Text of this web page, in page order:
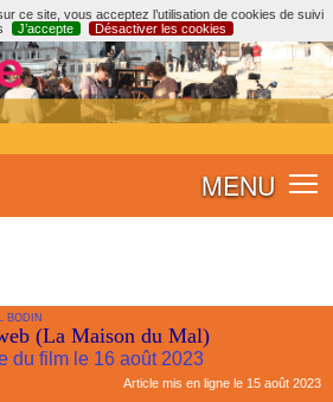
ce site, vous acceptez l’utilisation de cookies de suivi
J’accepte Désactiver les cookies
MENU
BODIN
(La Maison du Mal)
du film le 16 août 2023
Article mis en ligne le 15 août 2023